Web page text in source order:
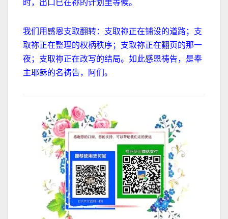
时，出口已在祢的计划里等候。
我们用感恩支取翻转：支取祢正在铺设的道路；支
取祢正在整理的权柄秩序；支取祢正在翻页的那一
夜；支取祢正在改写的结局。如此感恩祷告，是奉
主耶稣的名祷告，阿们。